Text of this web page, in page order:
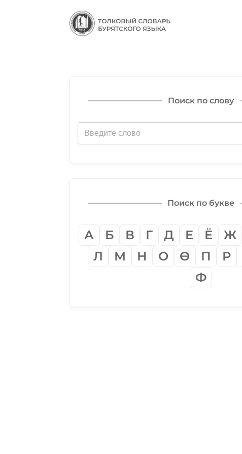
Поиск по слову
Поиск по букве
А Б В Г Д Е Ё Ж
Л
М Н О Ѳ П Р
Ф